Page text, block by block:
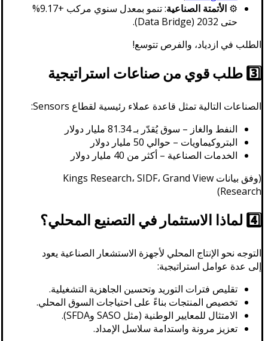
⚙️ الأتمتة الصناعية
: تنمو بمعدل سنوي مركب +9.17%
حتى 2032 (Data Bridge).
الطلب في ازدياد، والفرص تتوسع!
3️⃣ طلب قوي من صناعات استراتيجية
الصناعات التالية تمثل قاعدة عملاء رئيسية لقطاع Sensors:
النفط والغاز – سوق يُقدّر بـ 81.34 مليار دولار
البتروكيماويات – حوالي 50 مليار دولار
الخدمات الصناعية – أكثر من 40 مليار دولار
(وفق بيانات Kings Research، SIDF، Grand View
Research)
4️⃣ لماذا الاستثمار في التصنيع المحلي؟
التوجه نحو الإنتاج المحلي لأجهزة الاستشعار الصناعية يعود
إلى عدة عوامل استراتيجية:
تقليص فترات التوريد وتحسين الجاهزية التشغيلية.
تخصيص المنتجات بناءً على احتياجات السوق المحلي.
الامتثال للمعايير الوطنية (مثل SASO وSFDA).
تعزيز مرونة واستدامة سلاسل الإمداد.